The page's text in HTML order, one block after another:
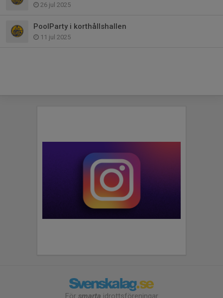
26 jul 2025
PoolParty i korthållshallen
11 jul 2025
För smarta idrottsföreningar